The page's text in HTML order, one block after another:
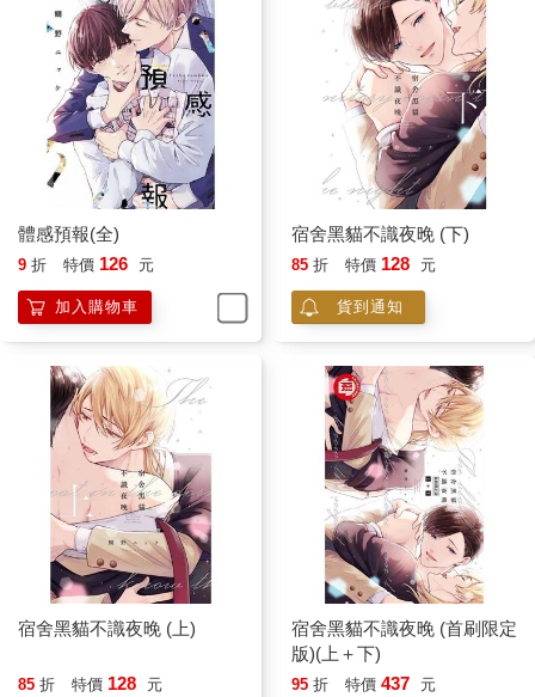
體感預報(全)
9 折 特價 126 元
加入購物車
宿舍黑貓不識夜晚 (下)
85 折 特價 128 元
貨到通知
宿舍黑貓不識夜晚 (上)
85 折 特價 128 元
宿舍黑貓不識夜晚 (首刷限定
版)(上＋下)
95 折 特價 437 元